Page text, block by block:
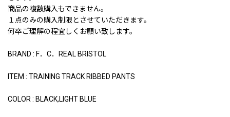
商品の複数購入もできません。
１点のみの購入制限とさせていただきます。
何卒ご理解の程宜しくお願い致します。
BRAND : F．C．REAL BRISTOL
ITEM : TRAINING TRACK RIBBED PANTS
COLOR : BLACK,LIGHT BLUE